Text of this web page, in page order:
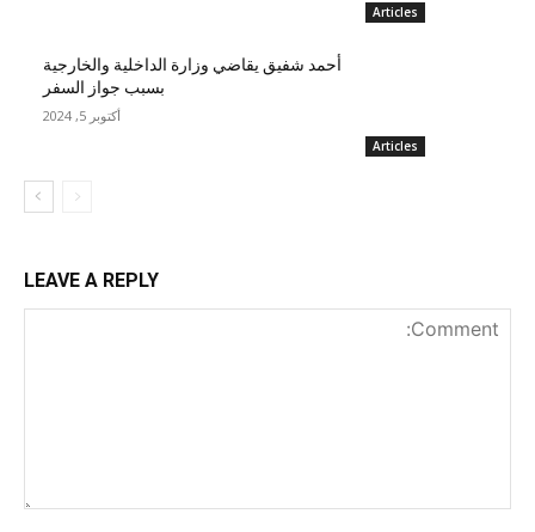
Articles
Articles
أحمد شفيق يقاضي وزارة الداخلية والخارجية
بسبب جواز السفر
أكتوبر 5, 2024
LEAVE A REPLY